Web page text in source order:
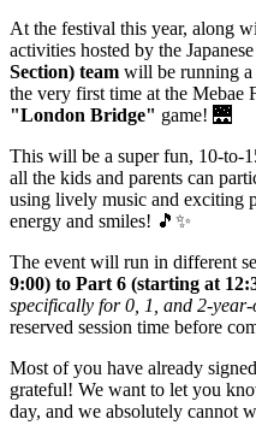
At the festival this year, along
activities hosted by the
Section) team will be running
the very first time at the
"London Bridge" game! 🌉
This will be a super fun, 10-to-
all the kids and parents can
using lively music and exciting
energy and smiles! 🎵✨
The event will run in different
9:00) to Part 6 (starting at
specifically for 0, 1, and 2-year-
reserved session time before
Most of you have already
grateful! We want to let you
day, and we absolutely cannot